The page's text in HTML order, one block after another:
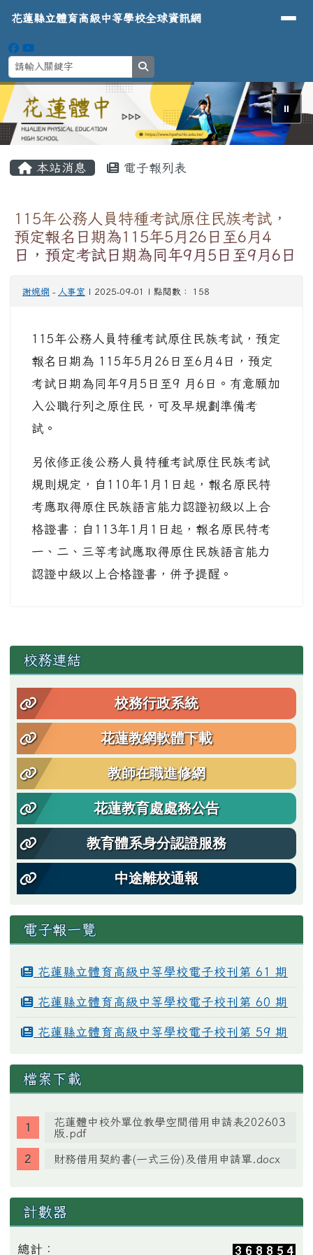
花蓮縣立體育高級中等學校全球資
導覽列
花蓮縣立體育高級中等學校全球資訊網
⏸
本站消息 電子報列表
115年公務人員特種考試原住民族考試，
預定報名日期為115年5月26日至6月4
日，預定考試日期為同年9月5日至9月6日
謝婉嫻 - 人事室 | 2025-09-01 | 點閱數： 158
115年公務人員特種考試原住民族考試，預定
報名日期為 115年5月26日至6月4日，預定
考試日期為同年9月5日至9 月6日。有意願加
入公職行列之原住民，可及早規劃準備考
試。
另依修正後公務人員特種考試原住民族考試
規則規定，自110年1月1日起，報名原民特
考應取得原住民族語言能力認證初級以上合
格證書；自113年1月1日起，報名原民特考
一、二、三等考試應取得原住民族語言能力
認證中級以上合格證書，併予提醒。
左邊區域內容
校務連結
校務行政系統
花蓮教網軟體下載
教師在職進修網
花蓮教育處處務公告
教育體系身分認證服務
中途離校通報
電子報一覽
花蓮縣立體育高級中等學校電子校刊第 61 期
花蓮縣立體育高級中等學校電子校刊第 60 期
花蓮縣立體育高級中等學校電子校刊第 59 期
檔案下載
花蓮體中校外單位教學空間借用申請表202603
版.pdf
財務借用契約書(一式三份)及借用申請單.docx
計數器
總計：